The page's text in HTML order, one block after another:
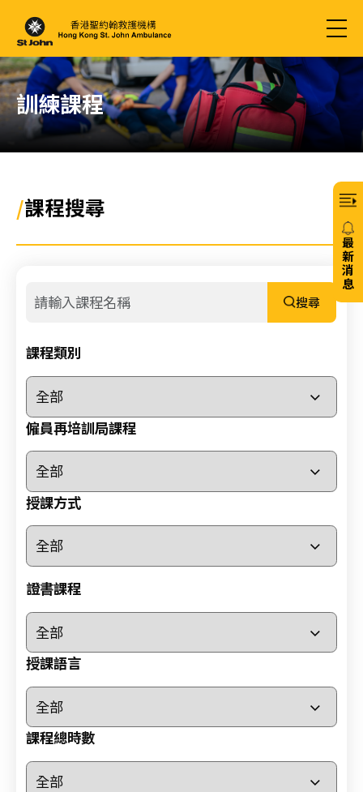
訓練課程
/課程搜尋
搜尋
課程類別
僱員再培訓局課程
授課方式
證書課程
授課語言
課程總時數
最
新
消
息
小
心
復
甦
及
顫
課
證
課
程